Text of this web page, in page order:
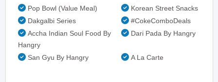
Pop Bowl (Value Meal)
Korean Street Snacks
Dakgalbi Series
#CokeComboDeals
Accha Indian Soul Food By
Hangry
Dari Pada By Hangry
San Gyu By Hangry A La Carte